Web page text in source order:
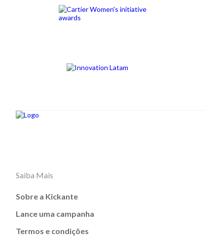
Saiba Mais
Sobre a Kickante
Lance uma campanha
Termos e condições